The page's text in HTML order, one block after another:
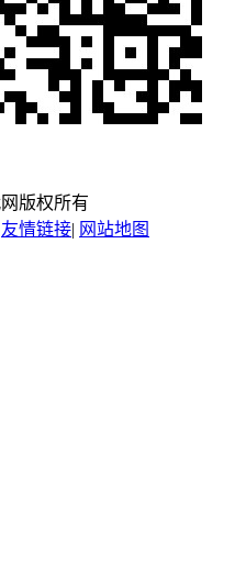
版权所有
友情链接| 网站地图